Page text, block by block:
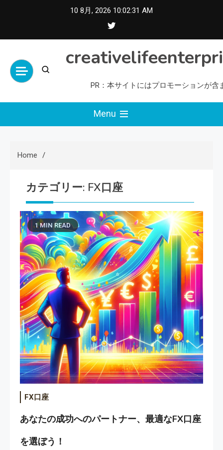
10 8月, 2026 10:02:32 AM
PR：本サイトにはプロモーションが含
Menu
Home
カテゴリー: FX口座
1 MIN READ
FX口座
あなたの成功へのパートナー、最適なFX口座
を選ぼう！